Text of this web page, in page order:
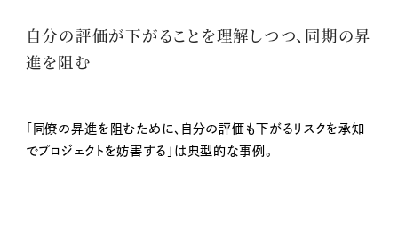
自分の評価が下がることを理解しつつ、同期の昇
進を阻む
「同僚の昇進を阻むために、自分の評価も下がるリスクを承知
でプロジェクトを妨害する」は典型的な事例。